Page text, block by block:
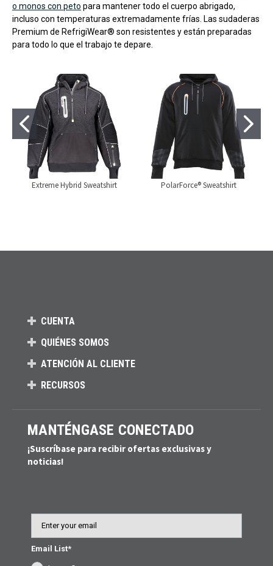
o monos con peto para mantener todo el cuerpo abrigado,
incluso con temperaturas extremadamente frías. Las sudaderas
Premium de RefrigiWear® son resistentes y están preparadas
para todo lo que el trabajo te depare.
Extreme Hybrid Sweatshirt PolarForce® Sweatshirt
CUENTA
QUIÉNES SOMOS
ATENCIÓN AL CLIENTE
RECURSOS
MANTÉNGASE CONECTADO
¡Suscríbase para recibir ofertas exclusivas y
noticias!
Email List*